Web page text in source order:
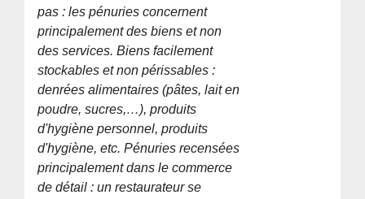
pas : les pénuries concernent
principalement des biens et non
des services. Biens facilement
stockables et non périssables :
denrées alimentaires (pâtes, lait en
poudre, sucres,…), produits
d'hygiène personnel, produits
d'hygiène, etc. Pénuries recensées
principalement dans le commerce
de détail : un restaurateur se